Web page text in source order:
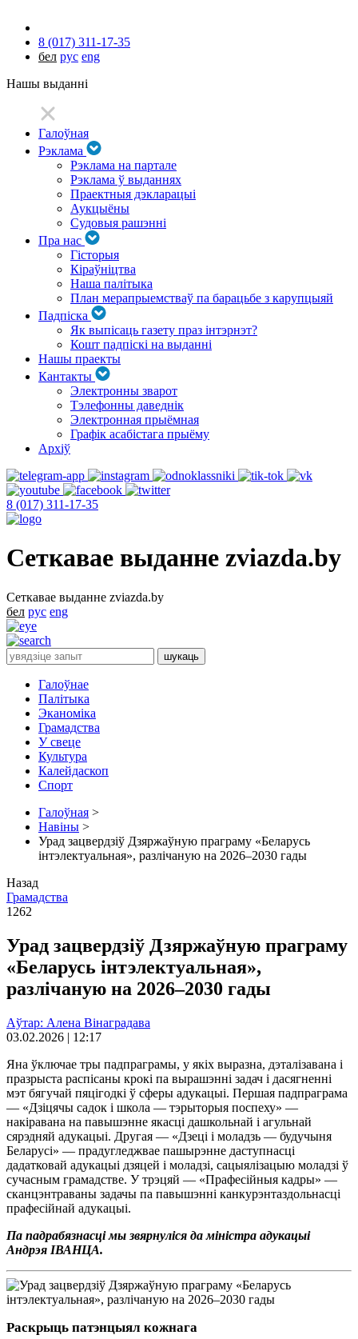
8 (017) 311-17-35
бел рус eng
Нашы выданні
Галоўная
Рэклама
Рэклама на партале
Рэклама ў выданнях
Праектныя дэкларацыі
Аукцыёны
Судовыя рашэнні
Пра нас
Гісторыя
Кіраўніцтва
Наша палітыка
План мерапрыемстваў па барацьбе з карупцыяй
Падпіска
Як выпісаць газету праз інтэрнэт?
Кошт падпіскі на выданні
Нашы праекты
Кантакты
Электронны зварот
Тэлефонны даведнік
Электронная прыёмная
Графік асабістага прыёму
Архіў
8 (017) 311-17-35
Сеткавае выданне zviazda.by
Сеткавае выданне zviazda.by
бел рус eng
Галоўнае
Палітыка
Эканоміка
Грамадства
У свеце
Культура
Калейдаскоп
Спорт
Галоўная >
Навіны >
Урад зацвердзіў Дзяржаўную праграму «Беларусь
інтэлектуальная», разлічаную на 2026–2030 гады
Назад
Грамадства
1262
Урад зацвердзіў Дзяржаўную праграму
«Беларусь інтэлектуальная»,
разлічаную на 2026–2030 гады
Аўтар: Алена Вінаградава
03.02.2026 | 12:17
Яна ўключае тры падпраграмы, у якіх выразна, дэталізавана і
празрыста распісаны крокі па вырашэнні задач і дасягненні
мэт бягучай пяцігодкі ў сферы адукацыі. Першая падпраграма
— «Дзіцячы садок і школа — тэрыторыя поспеху» —
накіравана на павышэнне якасці дашкольнай і агульнай
сярэдняй адукацыі. Другая — «Дзеці і моладзь — будучыня
Беларусі» — прадугледжвае пашырэнне даступнасці
дадатковай адукацыі дзяцей і моладзі, сацыялізацыю моладзі ў
сучасным грамадстве. У трэцяй — «Прафесійныя кадры» —
сканцэнтраваны задачы па павышэнні канкурэнтаздольнасці
прафесійнай адукацыі.
Па падрабязнасці мы звярнуліся да міністра адукацыі
Андрэя ІВАНЦА.
Раскрыць патэнцыял кожнага